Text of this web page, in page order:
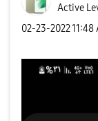
Active
‎02-23-202211:48